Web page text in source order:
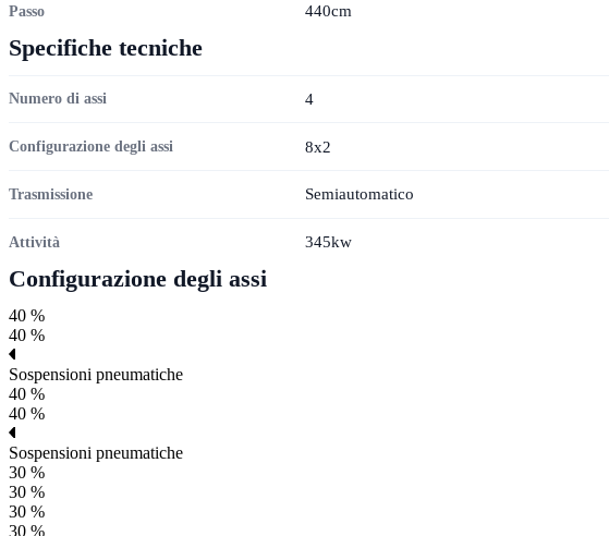
Passo 440cm
Specifiche tecniche
Numero di assi 4
Configurazione degli assi 8x2
Trasmissione Semiautomatico
Attività 345kw
Configurazione degli assi
40 %
40 %
Sospensioni pneumatiche
40 %
40 %
Sospensioni pneumatiche
30 %
30 %
30 %
30 %